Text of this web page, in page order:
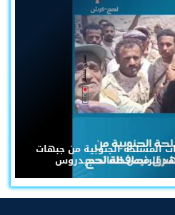
المسلحة الجنوبية من جبهات
للرئيس القائد عيدروس